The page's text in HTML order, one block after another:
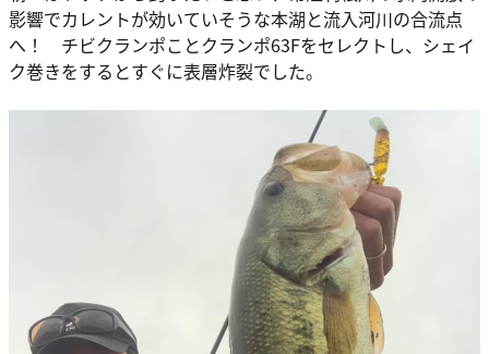
影響でカレントが効いていそうな本湖と流入河川の合流点
へ！ チビクランポことクランポ63Fをセレクトし、シェイ
ク巻きをするとすぐに表層炸裂でした。